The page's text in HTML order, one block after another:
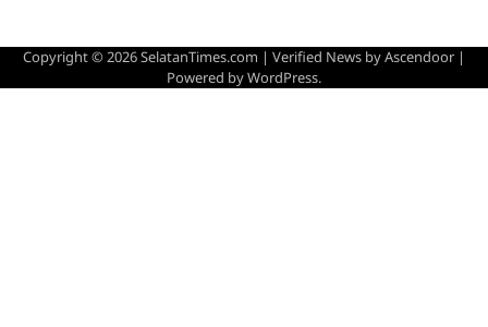
Copyright © 2026SelatanTimes.com | Verified News byAscendoor |
Powered byWordPress.